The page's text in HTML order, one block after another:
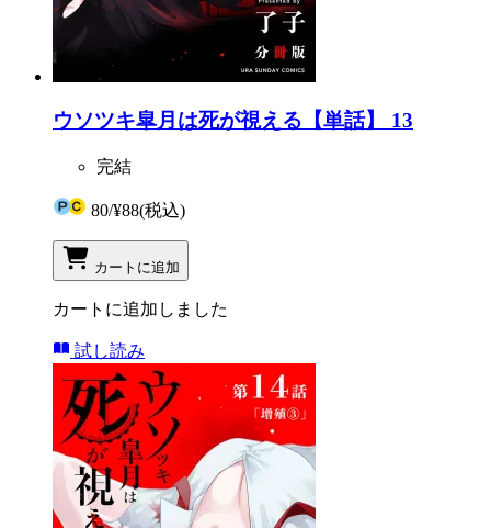
ウソツキ皐月は死が視える【単話】 13
完結
80/¥88(税込)
カートに追加
カートに追加しました
試し読み